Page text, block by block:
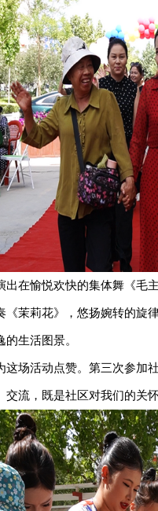
出在愉悦欢快的集体舞《毛
茉莉花》，悠扬婉转的
生活图景。
场活动点赞。第三次参加
流，既是社区对我们的关